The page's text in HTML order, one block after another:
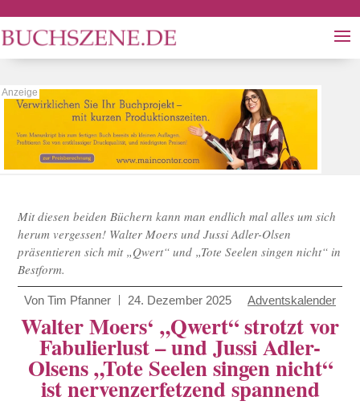
Mit diesen beiden Büchern kann man endlich mal alles um sich
herum vergessen! Walter Moers und Jussi Adler-Olsen
präsentieren sich mit „Qwert“ und „Tote Seelen singen nicht“ in
Bestform.
Von Tim Pfanner 24. Dezember 2025 Adventskalender
Walter Moers‘ „Qwert“ strotzt vor
Fabulierlust – und Jussi Adler-
Olsens „Tote Seelen singen nicht“
ist nervenzerfetzend spannend